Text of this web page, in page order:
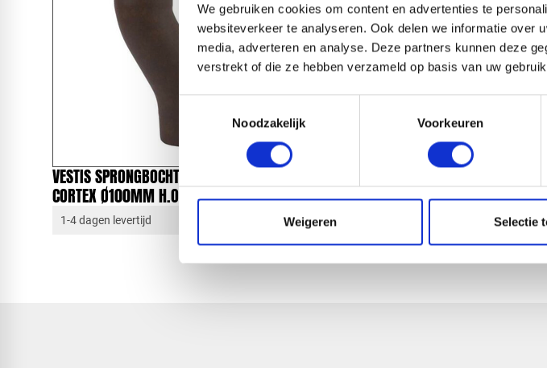
We gebruiken cookies om content en advertenties te
websiteverkeer te analyseren. Ook delen we informatie over
media, adverteren en analyse. Deze partners kunnen deze
verstrekt of die ze hebben verzameld op basis van uw
Noodzakelijk
Voorkeuren
Weigeren Selectie
VESTIS SPRONGBOCHT ALU 3DS
CORTEX Ø100MM H.O.H. 50MM
1-4 dagen levertijd
VESTIS SPRONGBOCHT ALU 3DS
CORTEX Ø80MM H.O.H. 50MM
1-4 dagen levertijd